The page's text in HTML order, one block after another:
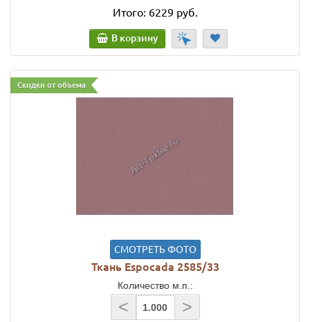
Итого: 6229 руб.
В корзину
Скидки от объема
СМОТРЕТЬ ФОТО
Ткань Espocada 2585/33
Количество м.п.:
< >